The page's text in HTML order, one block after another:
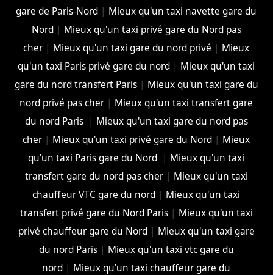
gare de Paris-Nord | Mieux qu'un taxi navette gare du
Nord| Mieux qu'un taxi privé gare du Nord pas
cher | Mieux qu'un taxi gare du nord privé | Mieux
qu'un taxi Paris privé gare du nord | Mieux qu'un taxi
gare du nord transfert Paris| Mieux qu'un taxi gare du
nord privé pas cher | Mieux qu'un taxi transfert gare
du nord Paris | Mieux qu'un taxi gare du nord pas
cher | Mieux qu'un taxi privé gare du Nord | Mieux
qu'un taxi Paris gare du Nord | Mieux qu'un taxi
transfert gare du nord pas cher| Mieux qu'un taxi
chauffeur VTC gare du nord | Mieux qu'un taxi
transfert privé gare du Nord Paris| Mieux qu'un taxi
privé chauffeur gare du Nord| Mieux qu'un taxi gare
du nord Paris| Mieux qu'un taxi vtc gare du
nord | Mieux qu'un taxi chauffeur gare du